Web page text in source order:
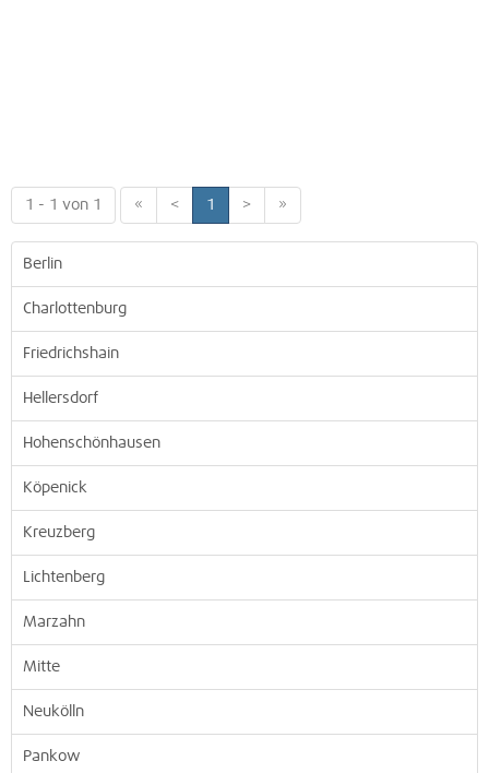
1 - 1 von 1 « < 1 > »
Berlin
Charlottenburg
Friedrichshain
Hellersdorf
Hohenschönhausen
Köpenick
Kreuzberg
Lichtenberg
Marzahn
Mitte
Neukölln
Pankow